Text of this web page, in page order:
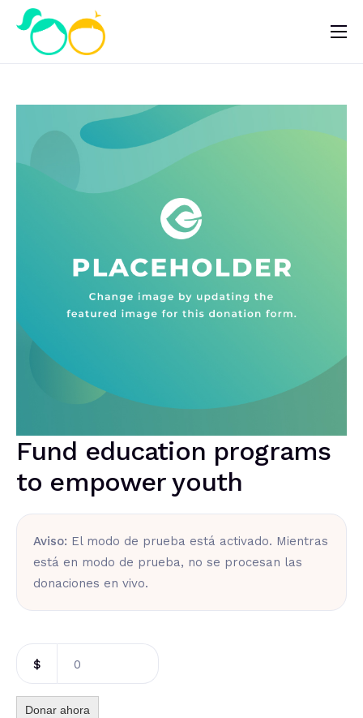
Nosotros
¿Quieres ayudar?
Fund education programs
to empower youth
Aviso: El modo de prueba está activado. Mientras
está en modo de prueba, no se procesan las
donaciones en vivo.
$ 0
Donar ahora